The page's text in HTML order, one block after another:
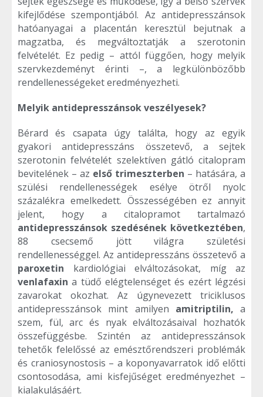
kifejlődése szempontjából. Az antidepresszánsok
hatóanyagai a placentán keresztül bejutnak a
magzatba, és megváltoztatják a szerotonin
felvételét. Ez pedig – attól függően, hogy melyik
szervkezdeményt érinti –, a legkülönbözőbb
rendellenességeket eredményezheti.
Melyik antidepresszánsok veszélyesek?
Bérard és csapata úgy találta, hogy az egyik
gyakori antidepresszáns összetevő, a sejtek
szerotonin felvételét szelektíven gátló citalopram
bevitelének – az első trimeszterben – hatására, a
szülési rendellenességek esélye ötről nyolc
százalékra emelkedett. Összességében ez annyit
jelent, hogy a citalopramot tartalmazó
antidepresszánsok szedésének következtében,
88 csecsemő jött világra születési
rendellenességgel. Az antidepresszáns összetevő a
paroxetin kardiológiai elváltozásokat, míg az
venlafaxin a tüdő elégtelenséget és ezért légzési
zavarokat okozhat. Az úgynevezett triciklusos
antidepresszánsok mint amilyen amitriptilin, a
szem, fül, arc és nyak elváltozásaival hozhatók
összefüggésbe. Szintén az antidepresszánsok
tehetők felelőssé az emésztőrendszeri problémák
és craniosynostosis – a koponyavarratok idő előtti
csontosodása, ami kisfejűséget eredményezhet –
kialakulásáért.